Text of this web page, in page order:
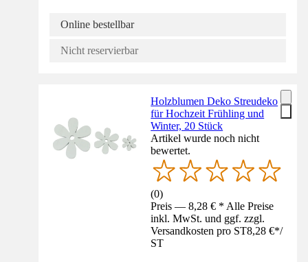
Online bestellbar
Nicht reservierbar
Holzblumen Deko Streudeko
für Hochzeit Frühling und
Winter, 20 Stück
Artikel wurde noch nicht
bewertet.
(0)
Preis — 8,28 € * Alle Preise
inkl. MwSt. und ggf. zzgl.
Versandkosten pro ST8,28 €*/
ST